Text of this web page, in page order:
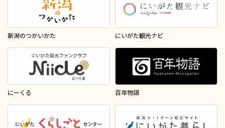
新潟のつかいかた にいがた観光ナビ
にーくる 百年物語